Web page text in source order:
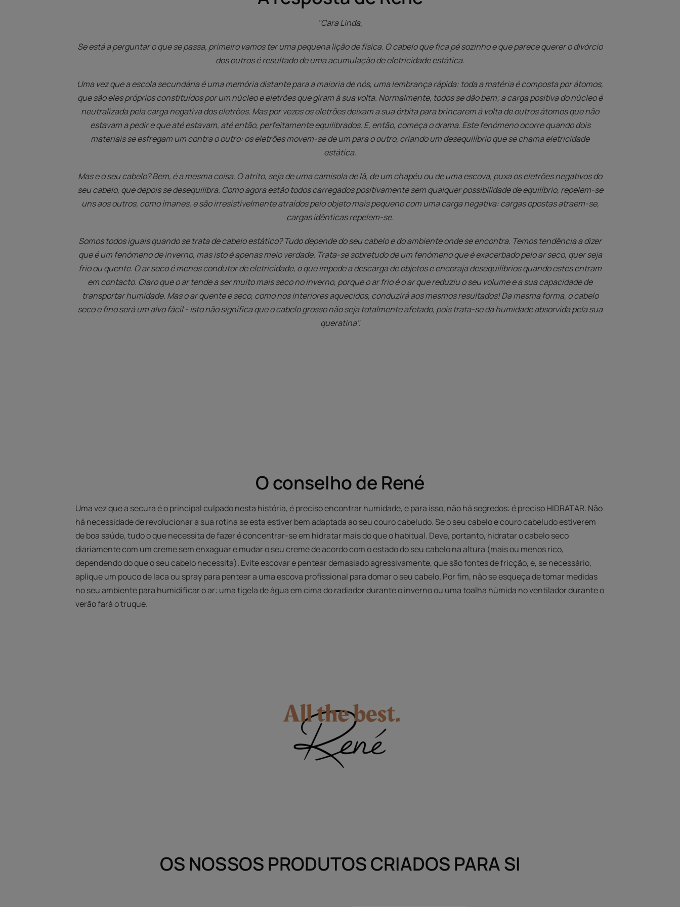
"Cara Linda,
Se está a perguntar o que se passa, primeiro vamos ter uma pequena lição de física. O cabelo que fica pé sozinho e que parece querer o divórcio
dos outros é resultado de uma acumulação de eletricidade estática.
Uma vez que a escola secundária é uma memória distante para a maioria de nós, uma lembrança rápida: toda a matéria é composta por átomos,
que são eles próprios constituídos por um núcleo e eletrões que giram à sua volta. Normalmente, todos se dão bem; a carga positiva do núcleo é
neutralizada pela carga negativa dos eletrões. Mas por vezes os eletrões deixam a sua órbita para brincarem à volta de outros átomos que não
estavam a pedir e que até estavam, até então, perfeitamente equilibrados. E, então, começa o drama. Este fenómeno ocorre quando dois
materiais se esfregam um contra o outro: os eletrões movem-se de um para o outro, criando um desequilíbrio que se chama eletricidade
estática.
Mas e o seu cabelo? Bem, é a mesma coisa. O atrito, seja de uma camisola de lã, de um chapéu ou de uma escova, puxa os eletrões negativos do
seu cabelo, que depois se desequilibra. Como agora estão todos carregados positivamente sem qualquer possibilidade de equilíbrio, repelem-se
uns aos outros, como ímanes, e são irresistivelmente atraídos pelo objeto mais pequeno com uma carga negativa: cargas opostas atraem-se,
cargas idênticas repelem-se.
Somos todos iguais quando se trata de cabelo estático? Tudo depende do seu cabelo e do ambiente onde se encontra. Temos tendência a dizer
que é um fenómeno de inverno, mas isto é apenas meio verdade. Trata-se sobretudo de um fenómeno que é exacerbado pelo ar seco, quer seja
frio ou quente. O ar seco é menos condutor de eletricidade, o que impede a descarga de objetos e encoraja desequilíbrios quando estes entram
em contacto. Claro que o ar tende a ser muito mais seco no inverno, porque o ar frio é o ar que reduziu o seu volume e a sua capacidade de
transportar humidade. Mas o ar quente e seco, como nos interiores aquecidos, conduzirá aos mesmos resultados! Da mesma forma, o cabelo
seco e fino será um alvo fácil - isto não significa que o cabelo grosso não seja totalmente afetado, pois trata-se da humidade absorvida pela sua
queratina".
O conselho de René
Uma vez que a secura é o principal culpado nesta história, é preciso encontrar humidade, e para isso, não há segredos: é preciso HIDRATAR. Não
há necessidade de revolucionar a sua rotina se esta estiver bem adaptada ao seu couro cabeludo. Se o seu cabelo e couro cabeludo estiverem
de boa saúde, tudo o que necessita de fazer é concentrar-se em hidratar mais do que o habitual. Deve, portanto, hidratar o cabelo seco
diariamente com um creme sem enxaguar e mudar o seu creme de acordo com o estado do seu cabelo na altura (mais ou menos rico,
dependendo do que o seu cabelo necessita). Evite escovar e pentear demasiado agressivamente, que são fontes de fricção, e, se necessário,
aplique um pouco de laca ou spray para pentear a uma escova profissional para domar o seu cabelo. Por fim, não se esqueça de tomar medidas
no seu ambiente para humidificar o ar: uma tigela de água em cima do radiador durante o inverno ou uma toalha húmida no ventilador durante o
verão fará o truque.
OS NOSSOS PRODUTOS CRIADOS PARA SI